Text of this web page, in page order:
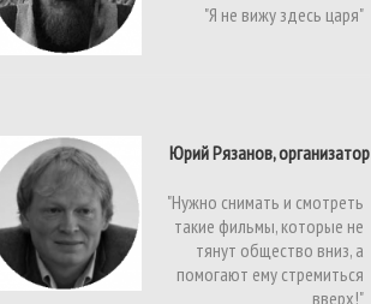
"Я не вижу здесь царя"
Юрий Рязанов, организатор
"Нужно снимать и смотреть
такие фильмы, которые не
тянут общество вниз, а
помогают ему стремиться
вверх!"